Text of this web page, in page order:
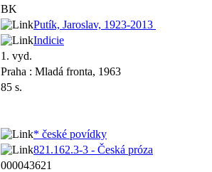
BK
Putík, Jaroslav, 1923-2013
Indicie
1. vyd.
Praha : Mladá fronta, 1963
85 s.
* české povídky
821.162.3-3 - Česká próza
000043621